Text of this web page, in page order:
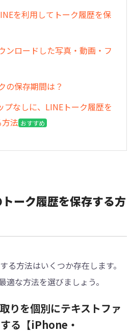
を利用してトーク履歴を保
ンロードした写真・動画・フ
の保存期間は？
プなしに、LINEトーク履歴を
法 おすすめ
ーク履歴を保存する方
る方法はいくつか存在します。
な方法を選びましょう。
りを個別にテキストファ
る【iPhone・